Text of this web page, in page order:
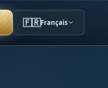
🇫🇷Français